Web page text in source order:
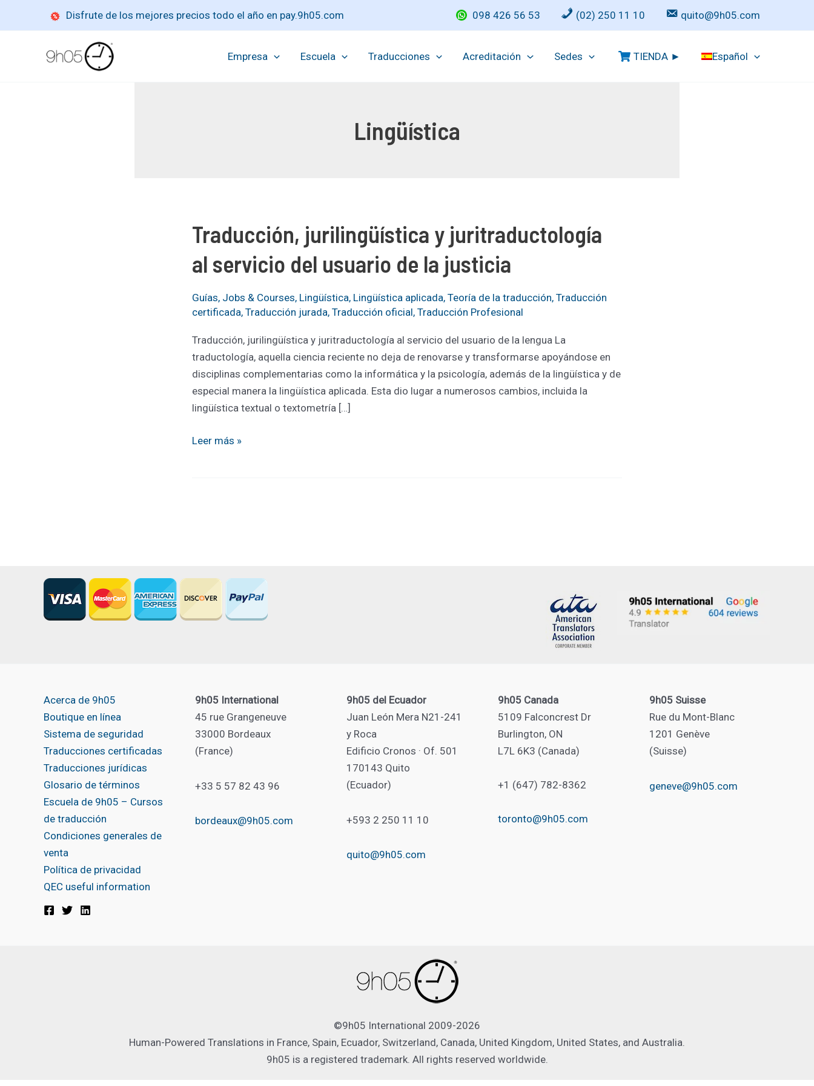
Disfrute de los mejores precios todo el año en pay.9h05.com 098 426 56 53 (02) 250 11 10 quito@9h05.com
Empresa Escuela Traducciones Acreditación Sedes TIENDA ► Español
Lingüística
Traducción, jurilingüística y juritraductología
al servicio del usuario de la justicia
Guías, Jobs & Courses, Lingüística, Lingüística aplicada, Teoría de la traducción, Traducción
certificada, Traducción jurada, Traducción oficial, Traducción Profesional
Traducción, jurilingüística y juritraductología al servicio del usuario de la lengua La
traductología, aquella ciencia reciente no deja de renovarse y transformarse apoyándose en
disciplinas complementarias como la informática y la psicología, además de la lingüística y de
especial manera la lingüística aplicada. Esta dio lugar a numerosos cambios, incluida la
lingüística textual o textometría […]
Traducción,
de
la
Leer más »
Acerca de 9h05
Boutique en línea
Sistema de seguridad
Traducciones certificadas
Traducciones jurídicas
Glosario de términos
Escuela de 9h05 – Cursos
de traducción
Condiciones generales de
venta
Política de privacidad
QEC useful information
9h05 International
45 rue Grangeneuve
33000 Bordeaux
(France)
+33 5 57 82 43 96
bordeaux@9h05.com
9h05 del Ecuador
Juan León Mera N21-241
y Roca
Edificio Cronos · Of. 501
170143 Quito
(Ecuador)
+593 2 250 11 10
quito@9h05.com
9h05 Canada
5109 Falconcrest Dr
Burlington, ON
L7L 6K3 (Canada)
+1 (647) 782-8362
toronto@9h05.com
9h05 Suisse
Rue du Mont-Blanc
1201 Genève
(Suisse)
geneve@9h05.com
©9h05 International 2009-2026
Human-Powered Translations in France, Spain, Ecuador, Switzerland, Canada, United Kingdom, United States, and Australia.
9h05 is a registered trademark. All rights reserved worldwide.